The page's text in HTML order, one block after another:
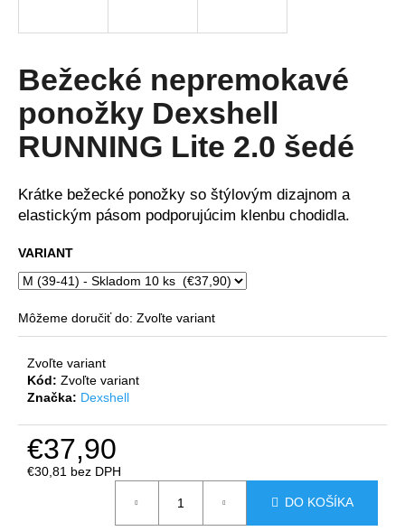
Bežecké nepremokavé
ponožky Dexshell
RUNNING Lite 2.0 šedé
Krátke bežecké ponožky so štýlovým dizajnom a
elastickým pásom podporujúcim klenbu chodidla.
VARIANT
Môžeme doručiť do: Zvoľte variant
Zvoľte variant
Kód: Zvoľte variant
Značka: Dexshell
€37,90
€30,81 bez DPH
DO KOŠÍKA
s
ť
?
HĽADAŤ
O
p
ú
č
a
m
e